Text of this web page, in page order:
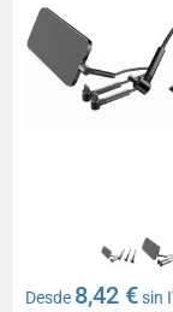
Desde 8,42 €sin